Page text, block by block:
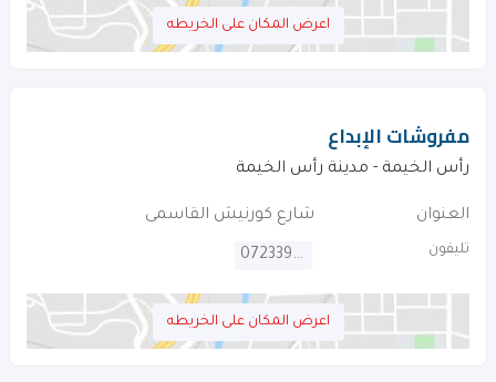
اعرض المكان على الخريطه
مفروشات الإبداع
رأس الخيمة - مدينة رأس الخيمة
العنوان شارع كورنيش القاسمى
تليفون 072339928
اعرض المكان على الخريطه